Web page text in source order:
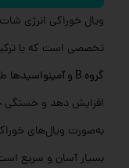
تخصصی است که با
گروه B و آمینواسیدها
افزایش دهد و
به‌صورت ویال‌های
بسیار آسان و سریع